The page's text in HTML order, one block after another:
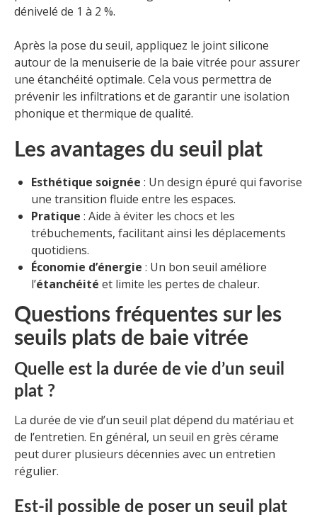
dénivelé de 1 à 2 %.
Après la pose du seuil, appliquez le joint silicone
autour de la menuiserie de la baie vitrée pour assurer
une étanchéité optimale. Cela vous permettra de
prévenir les infiltrations et de garantir une isolation
phonique et thermique de qualité.
Les avantages du seuil plat
Esthétique soignée : Un design épuré qui favorise
une transition fluide entre les espaces.
Pratique : Aide à éviter les chocs et les
trébuchements, facilitant ainsi les déplacements
quotidiens.
Économie d’énergie : Un bon seuil améliore
l’étanchéité et limite les pertes de chaleur.
Questions fréquentes sur les
seuils plats de baie vitrée
Quelle est la durée de vie d’un seuil
plat ?
La durée de vie d’un seuil plat dépend du matériau et
de l’entretien. En général, un seuil en grès cérame
peut durer plusieurs décennies avec un entretien
régulier.
Est-il possible de poser un seuil plat